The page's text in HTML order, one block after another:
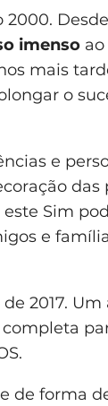
imenso
mais
o
e
das
Sim
e
2017. Um
de forma